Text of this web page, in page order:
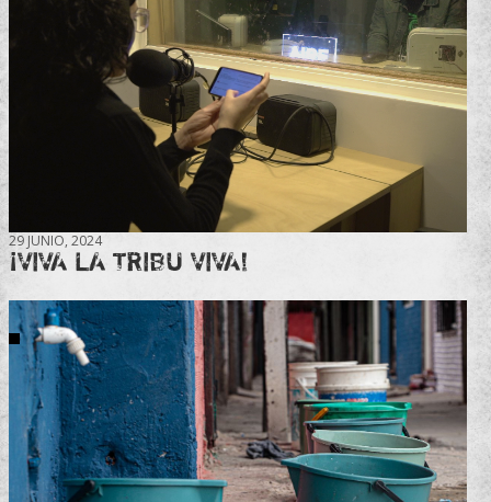
29 JUNIO, 2024
¡VIVA LA TRIBU VIVA!